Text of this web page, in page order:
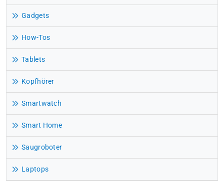
Gadgets
How-Tos
Tablets
Kopfhörer
Smartwatch
Smart Home
Saugroboter
Laptops